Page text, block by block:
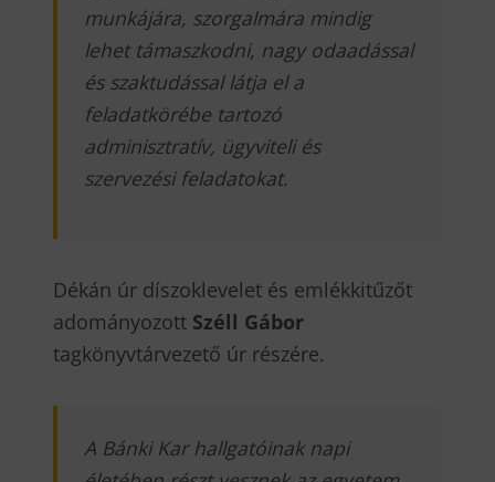
munkájára, szorgalmára mindig
lehet támaszkodni, nagy odaadással
és szaktudással látja el a
feladatkörébe tartozó
adminisztratív, ügyviteli és
szervezési feladatokat.
Dékán úr díszoklevelet és emlékkitűzőt
adományozott Széll Gábor
tagkönyvtárvezető úr részére.
A Bánki Kar hallgatóinak napi